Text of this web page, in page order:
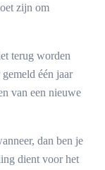
zijn om
terug worden
één jaar
van een nieuwe
dan ben je
dient voor het